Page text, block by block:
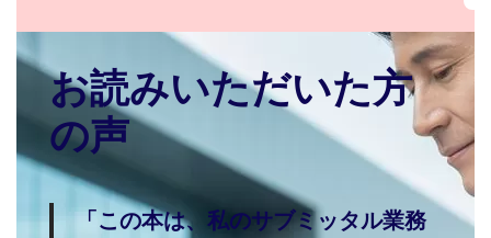
お読みいただいた方
の声
「この本は、私のサブミッタル業務